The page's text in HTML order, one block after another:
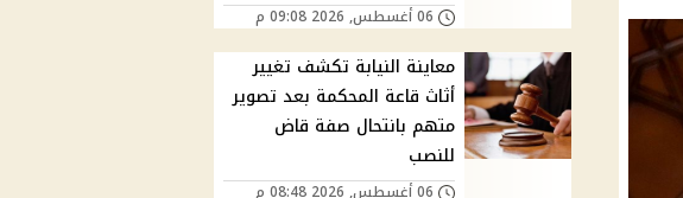
06 أغسطس, 2026 09:08 م
معاينة النيابة تكشف تغيير
أثاث قاعة المحكمة بعد تصوير
متهم بانتحال صفة قاض
للنصب
06 أغسطس, 2026 08:48 م